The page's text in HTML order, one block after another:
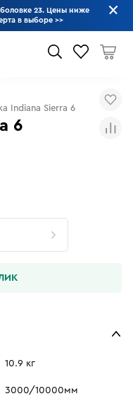
23. Цены ниже
в выборе >>
6
СКИДКИ И АКЦИИ СЕГОДНЯ
Indiana Sierra 6
10.9 кг
3000/10000мм